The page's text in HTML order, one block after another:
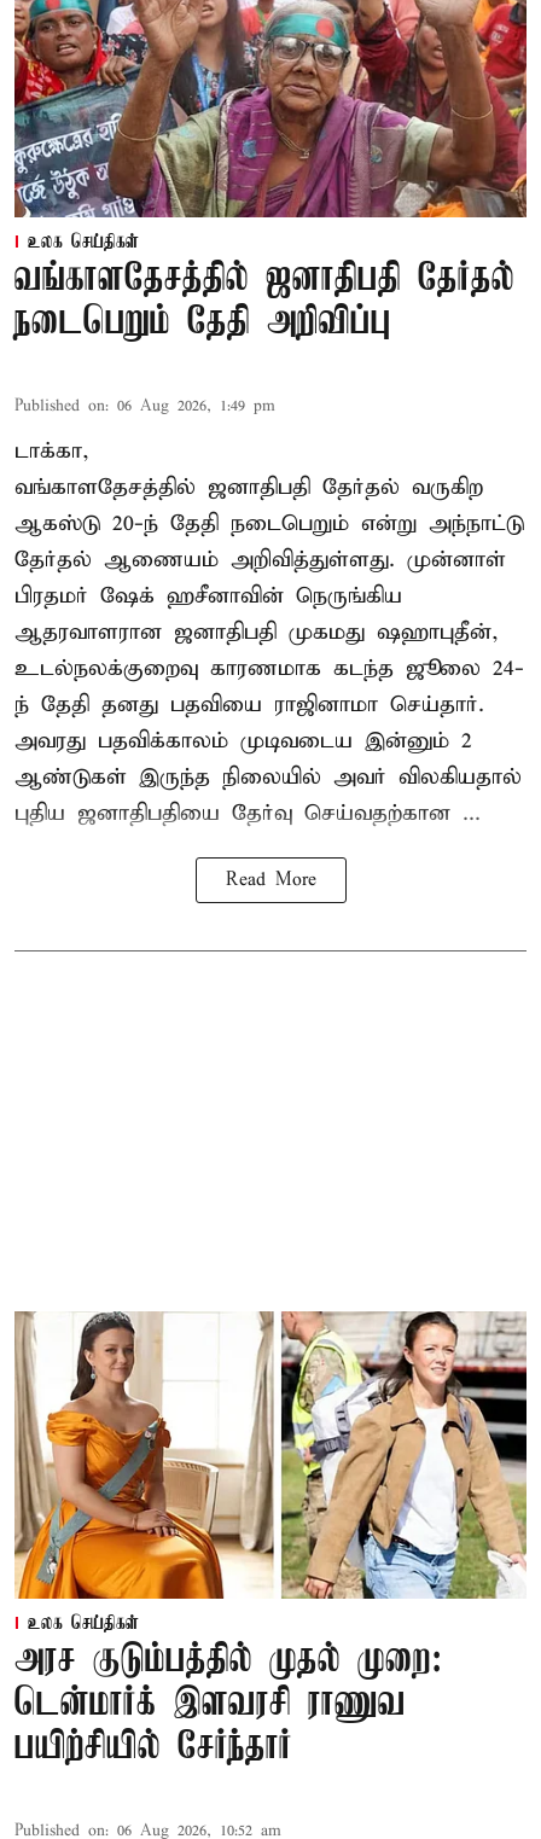
உலக செய்திகள்
வங்காளதேசத்தில் ஜனாதிபதி தேர்தல்
நடைபெறும் தேதி அறிவிப்பு
Published on: 06 Aug 2026, 1:49 pm
டாக்கா,
வங்காளதேசத்தில் ஜனாதிபதி தேர்தல் வருகிற
ஆகஸ்டு 20-ந் தேதி நடைபெறும் என்று அந்நாட்டு
தேர்தல் ஆணையம் அறிவித்துள்ளது. முன்னாள்
பிரதமர் ஷேக் ஹசீனாவின் நெருங்கிய
ஆதரவாளரான ஜனாதிபதி முகமது ஷஹாபுதீன்,
உடல்நலக்குறைவு காரணமாக கடந்த ஜூலை 24-
ந் தேதி தனது பதவியை ராஜினாமா செய்தார்.
அவரது பதவிக்காலம் முடிவடைய இன்னும் 2
ஆண்டுகள் இருந்த நிலையில் அவர் விலகியதால்
புதிய ஜனாதிபதியை தேர்வு செய்வதற்கான ...
Read More
உலக செய்திகள்
அரச குடும்பத்தில் முதல் முறை:
டென்மார்க் இளவரசி ராணுவ
பயிற்சியில் சேர்ந்தார்
Published on: 06 Aug 2026, 10:52 am